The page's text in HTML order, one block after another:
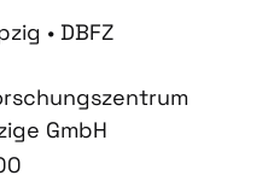
• DBFZ
GmbH